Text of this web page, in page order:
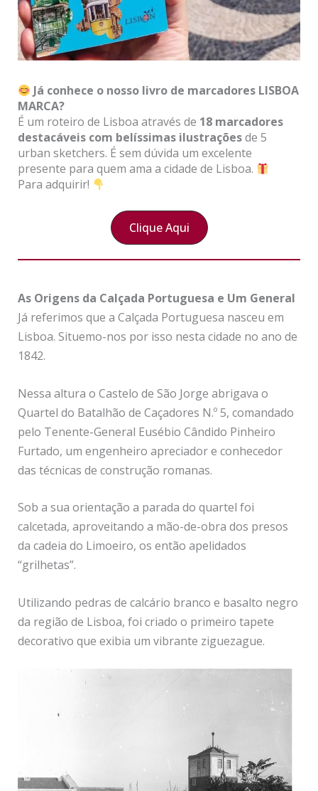
Já conhece o nosso livro de marcadores LISBOA
MARCA?
É um roteiro de Lisboa através de 18 marcadores
destacáveis com belíssimas ilustraçõesde 5
urban sketchers. É sem dúvida um excelente
presente para quem ama a cidade de Lisboa.
Para adquirir!
Clique Aqui
As Origens da Calçada Portuguesa e Um General
Já referimos que a Calçada Portuguesa nasceu em
Lisboa. Situemo-nos por isso nesta cidade no ano de
1842.
Nessa altura o Castelo de São Jorge abrigava o
Quartel do Batalhão de Caçadores N.º 5, comandado
pelo Tenente-General Eusébio Cândido Pinheiro
Furtado, um engenheiro apreciador e conhecedor
das técnicas de construção romanas.
Sob a sua orientação a parada do quartel foi
calcetada, aproveitando a mão-de-obra dos presos
da cadeia do Limoeiro, os então apelidados
“grilhetas”.
Utilizando pedras de calcário branco e basalto negro
da região de Lisboa, foi criado o primeiro tapete
decorativo que exibia um vibrante ziguezague.